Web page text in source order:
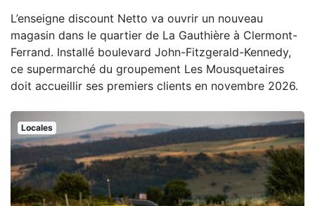
L’enseigne discount Netto va ouvrir un nouveau
magasin dans le quartier de La Gauthière à Clermont-
Ferrand. Installé boulevard John-Fitzgerald-Kennedy,
ce supermarché du groupement Les Mousquetaires
doit accueillir ses premiers clients en novembre 2026.
Locales